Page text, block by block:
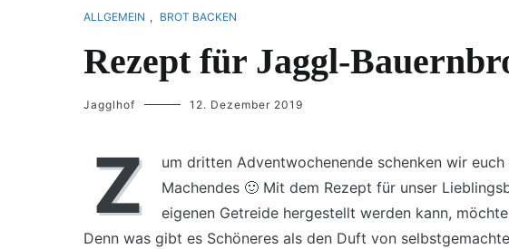
ALLGEMEIN , BROT BACKEN
Rezept für Jaggl-
Jagglhof 12. Dezember 2019
Z
um dritten Adventwochenende schenken wir
Machendes 🙂 Mit dem Rezept für unser
eigenen Getreide hergestellt werden kann,
Denn was gibt es Schöneres als den Duft von